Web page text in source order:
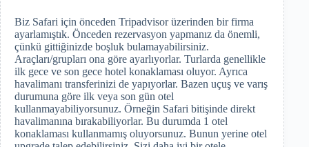
Biz Safari için önceden Tripadvisor üzerinden bir firma
ayarlamıştık. Önceden rezervasyon yapmanız da önemli,
çünkü gittiğinizde boşluk bulamayabilirsiniz.
Araçları/grupları ona göre ayarlıyorlar. Turlarda genellikle
ilk gece ve son gece hotel konaklaması oluyor. Ayrıca
havalimanı transferinizi de yapıyorlar. Bazen uçuş ve varış
durumuna göre ilk veya son gün otel
kullanmayabiliyorsunuz. Örneğin Safari bitişinde direkt
havalimanına bırakabiliyorlar. Bu durumda 1 otel
konaklaması kullanmamış oluyorsunuz. Bunun yerine otel